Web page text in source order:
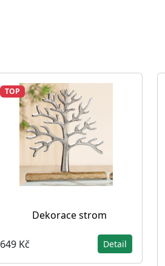
TOP
Dekorace strom
649 Kč Detail